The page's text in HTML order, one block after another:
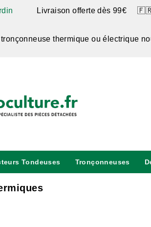
Livraison offerte dès 99€
tronçonneuse thermique ou électrique
Tondeuses Tronçonneuses